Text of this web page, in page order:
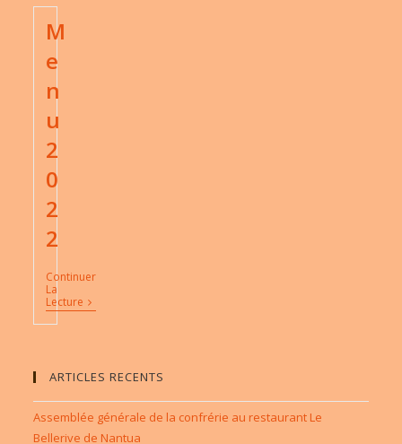
M
e
n
u
2
0
2
2
Continuer
La
LectureMenu
2022
ARTICLES RECENTS
Assemblée générale de la confrérie au restaurant Le
Bellerive de Nantua